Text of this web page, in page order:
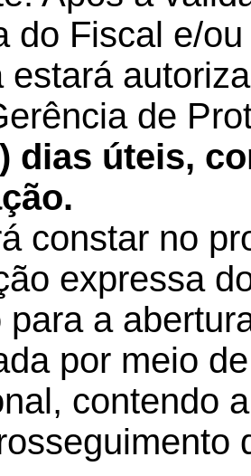
do Fiscal e/
estará
de
dias úteis,
constar no
expressa
para a
por meio
contendo